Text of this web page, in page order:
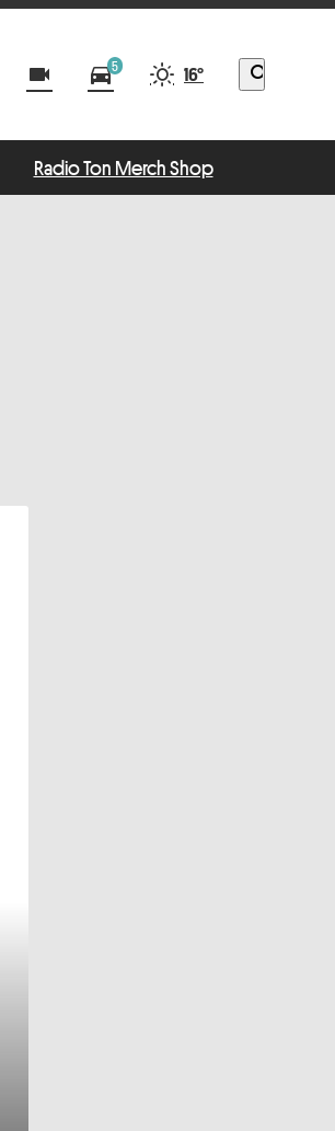
videocam directions_car5 16° search
Radio Ton Merch Shop